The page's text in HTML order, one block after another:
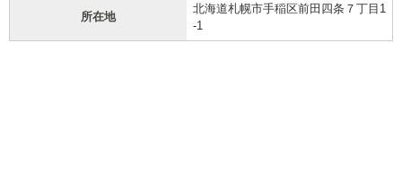
所在地
北海道札幌市手稲区前田四条７丁目1
-1